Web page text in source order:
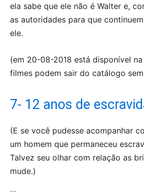
ela sabe que ele não é Walter e,
as autoridades para que
ele.
(em 20-08-2018 está disponível
filmes podem sair do catálogo
7- 12 anos de
(E se você pudesse acompanhar
um homem que permaneceu
Talvez seu olhar com relação as
mude.)